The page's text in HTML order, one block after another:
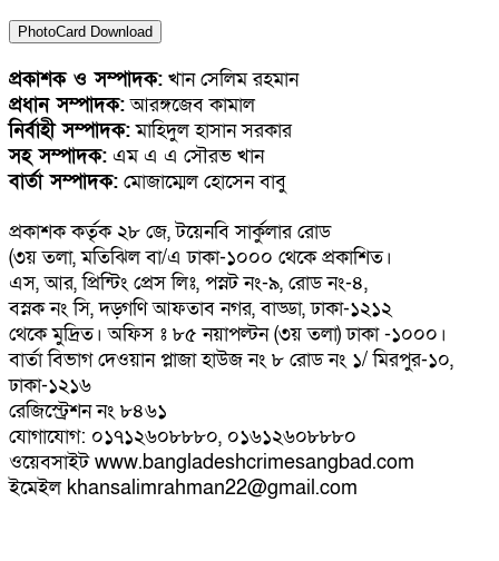
PhotoCard Download
প্রকাশক ও সম্পাদক: খান সেলিম রহমান
প্রধান সম্পাদক:আরঙ্গজেব কামাল
নির্বাহী সম্পাদক:মাহিদুল হাসান সরকার
সহ সম্পাদক: এম এ এ সৌরভ খান
বার্তা সম্পাদক: মোজাম্মেল হোসেন বাবু
প্রকাশক কর্তৃক ২৮ জে, টয়েনবি সার্কুলার রোড
(৩য় তলা, মতিঝিল বা/এ ঢাকা-১০০০ থেকে প্রকাশিত।
এস, আর, প্রিন্টিং প্রেস লিঃ, পস্নট নং-৯, রোড নং-৪,
বস্নক নং সি, দড়্গণি আফতাব নগর, বাড্ডা, ঢাকা-১২১২
থেকে মুদ্রিত। অফিস ঃ ৮৫ নয়াপল্টন (৩য় তলা) ঢাকা -১০০০।
বার্তা বিভাগ দেওয়ান প্লাজা হাউজ নং ৮ রোড নং ১/ মিরপুর-১০,
ঢাকা-১২১৬
রেজিস্ট্রেশন নং ৮৪৬১
যোগাযোগ: ০১৭১২৬০৮৮৮০, ০১৬১২৬০৮৮৮০
ওয়েবসাইট www.bangladeshcrimesangbad.com
ইমেইল khansalimrahman22@gmail.com